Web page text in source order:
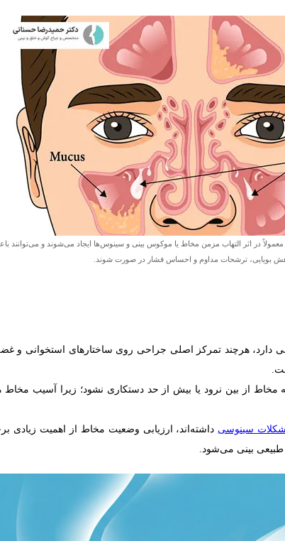
در اثر التهاب مزمن مخاط یا موکوس بینی و سینوس‌ها ایجاد می‌شوند و می‌توانند
بویایی، ترشحات مداوم و احساس فشار در صورت شوند.
دارد، هرچند تمرکز اصلی جراحی روی ساختارهای استخوانی
مخاط از بین نرود یا بیش از حد دستکاری نشود؛ زیرا آسیب
سینوسی داشته‌اند، ارزیابی وضعیت مخاط از اهمیت
بینی می‌شود.